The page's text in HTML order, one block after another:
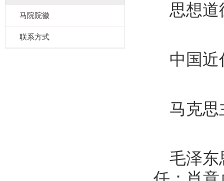
马院院徽
联系方式
思想道
中国近
马克思
毛泽东